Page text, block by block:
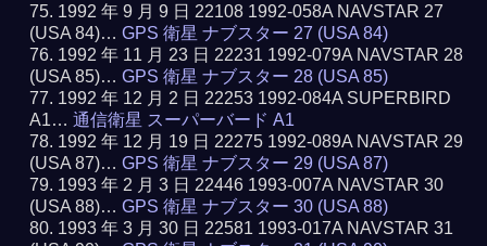
1992 年 9 月 9 日 22108 1992-058A NAVSTAR 27
(USA 84)…GPS 衛星 ナブスター 27 (USA 84)
1992 年 11 月 23 日 22231 1992-079A NAVSTAR 28
(USA 85)…GPS 衛星 ナブスター 28 (USA 85)
1992 年 12 月 2 日 22253 1992-084A SUPERBIRD
A1…通信衛星 スーパーバード A1
1992 年 12 月 19 日 22275 1992-089A NAVSTAR 29
(USA 87)…GPS 衛星 ナブスター 29 (USA 87)
1993 年 2 月 3 日 22446 1993-007A NAVSTAR 30
(USA 88)…GPS 衛星 ナブスター 30 (USA 88)
1993 年 3 月 30 日 22581 1993-017A NAVSTAR 31